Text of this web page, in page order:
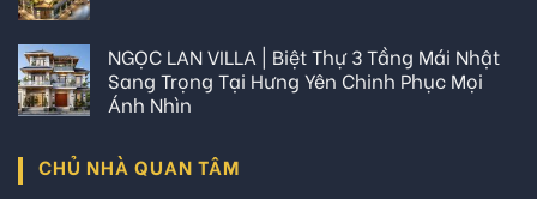
NGỌC LAN VILLA | Biệt Thự 3 Tầng Mái Nhật
Sang Trọng Tại Hưng Yên Chinh Phục Mọi
Ánh Nhìn
CHỦ NHÀ QUAN TÂM